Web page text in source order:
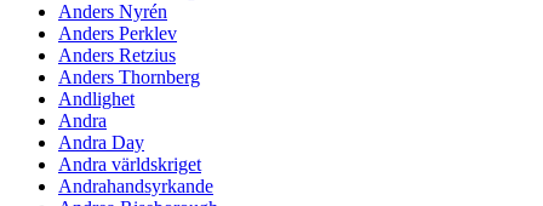
Anders Nyrén
Anders Perklev
Anders Retzius
Anders Thornberg
Andlighet
Andra
Andra Day
Andra världskriget
Andrahandsyrkande